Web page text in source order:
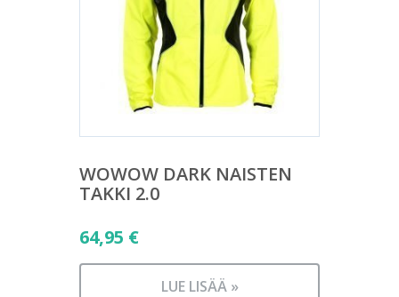
WOWOW DARK NAISTEN
TAKKI 2.0
64,95 €
LUE LISÄÄ »